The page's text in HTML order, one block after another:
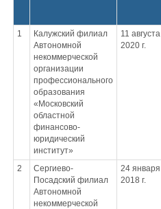
1
Калужский филиал
Автономной
некоммерческой
организации
профессионального
образования
«Московский
областной
финансово-
юридический
институт»
11 августа
2020 г.
2
Сергиево-
Посадский филиал
Автономной
некоммерческой
24 января
2018 г.